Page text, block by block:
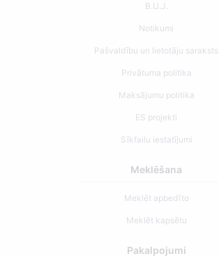
B.U.J.
Notikumi
Pašvaldību un lietotāju saraksts
Privātuma politika
Maksājumu politika
ES projekti
Sīkfailu iestatījumi
Meklēšana
Meklēt apbedīto
Meklēt kapsētu
Pakalpojumi